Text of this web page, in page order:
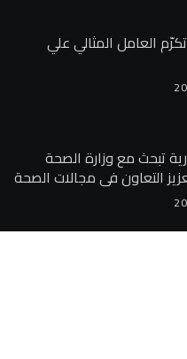
العامل المثالي علي
تبحث مع وزارة الصحة
التعاون في مجالات الصحة